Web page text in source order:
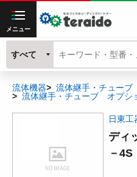
メニュー
すべて
流体機器
流体継手・チューブ
流体継手・チューブ オプシ
日東工
ディ
－4S